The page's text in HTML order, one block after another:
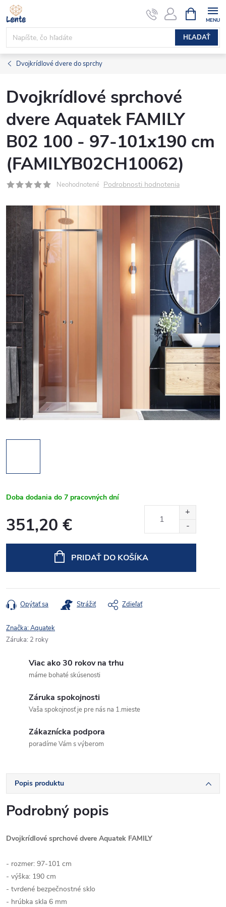
Prejsť
na
obsah
HĽADAŤ
KOŠÍK
Dvojkrídlové dvere do sprchy
Dvojkrídlové sprchové
dvere Aquatek FAMILY
B02 100 - 97-101x190 cm
(FAMILYB02CH10062)
Neohodnotené Podrobnosti hodnotenia
Doba dodania do 7 pracovných dní
351,20 €
PRIDAŤ DO KOŠÍKA
Opýtať sa Strážiť Zdieľať
Značka:Aquatek
Záruka: 2 roky
Viac ako 30 rokov na trhu
máme bohaté skúsenosti
Záruka spokojnosti
Vaša spokojnosť je pre nás na 1.mieste
Zákaznícka podpora
poradíme Vám s výberom
Popis produktu
Podrobný popis
Dvojkrídlové sprchové dvere Aquatek FAMILY
- rozmer: 97-101 cm
- výška: 190 cm
- tvrdené bezpečnostné sklo
- hrúbka skla 6 mm